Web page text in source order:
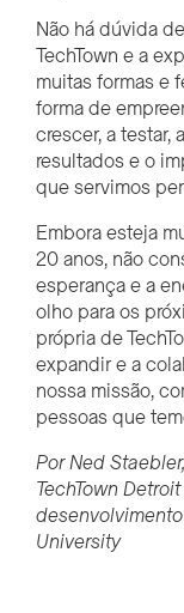
Não há dúvida
TechTown e a
muitas formas e
forma de
crescer, a testar,
resultados e o
que servimos
Embora esteja
20 anos, não
esperança e a
olho para os
própria de
expandir e a
nossa missão,
pessoas que
Por Ned
TechTown
University